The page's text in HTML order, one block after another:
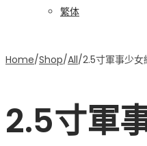
繁体
Home/Shop/All/2.5寸軍事少
2.5寸軍